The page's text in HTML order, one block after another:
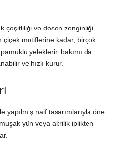
çeşitliliği ve desen zenginliği
çiçek motiflerine kadar, birçok
yeleklerin bakımı da
ve hızlı kurur.
naif tasarımlarıyla öne
yün veya akrilik iplikten